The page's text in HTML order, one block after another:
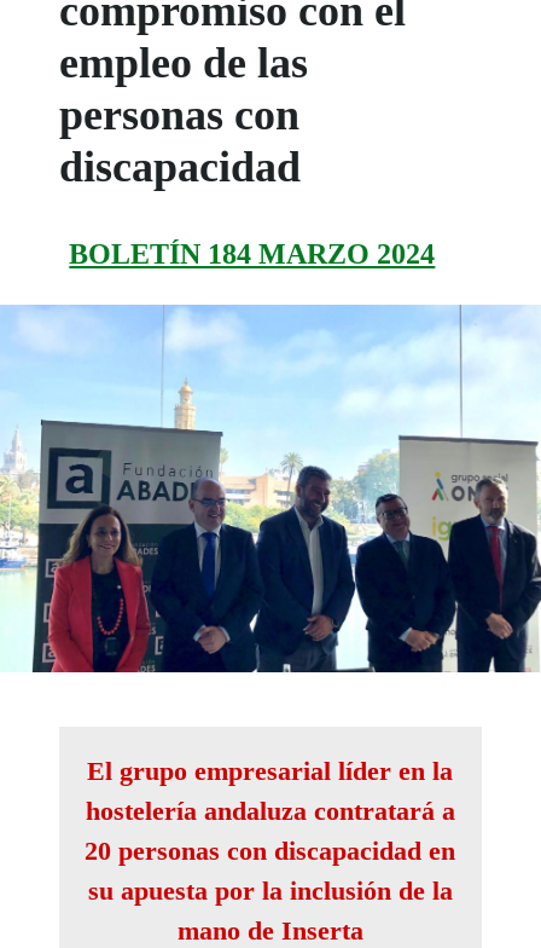
compromiso con el
empleo de las
personas con
discapacidad
BOLETÍN 184 MARZO 2024
El grupo empresarial líder en la
hostelería andaluza contratará a
20 personas con discapacidad en
su apuesta por la inclusión de la
mano de Inserta